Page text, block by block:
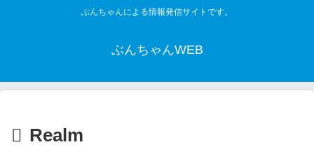
ぶんちゃんによる情報発信サイトです。
ぶんちゃんWEB
Realm